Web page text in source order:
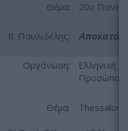
Θέμα: 20ο
Β. Παυλιδέλης:
Οργάνωση:
Ελληνική
Προσώπου
Θέμα: